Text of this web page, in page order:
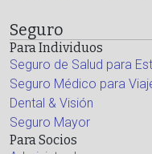
Seguro
Para Individuos
Seguro de Salud para
Seguro Médico para
Dental & Visión
Seguro Mayor
Para Socios